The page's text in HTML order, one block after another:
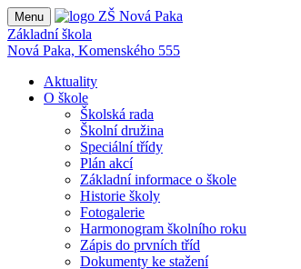
Menu
Základní škola
Nová Paka, Komenského 555
Aktuality
O škole
Školská rada
Školní družina
Speciální třídy
Plán akcí
Základní informace o škole
Historie školy
Fotogalerie
Harmonogram školního roku
Zápis do prvních tříd
Dokumenty ke stažení